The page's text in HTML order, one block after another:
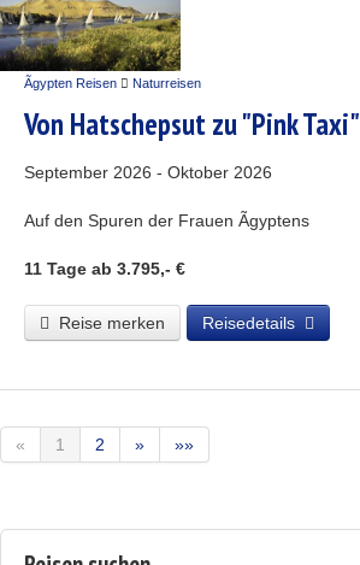
Ãgypten Reisen Naturreisen
Von Hatschepsut zu "Pink Taxi"
September 2026 - Oktober 2026
Auf den Spuren der Frauen Ãgyptens
11 Tage ab 3.795,- €
Reise merken Reisedetails
« 1 2 » »»